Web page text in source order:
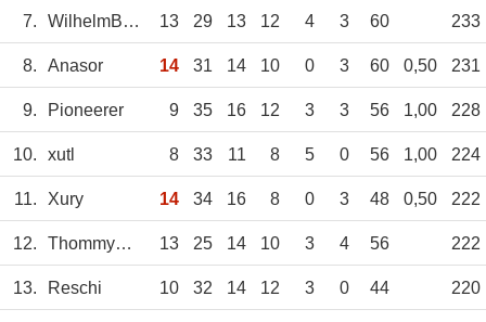
7. WilhelmBauer 13 29 13 12 4 3 60 233
8. Anasor 14 31 14 10 0 3 60 0,50 231
9. Pioneerer 9 35 16 12 3 3 56 1,00 228
10. xutl 8 33 11 8 5 0 56 1,00 224
11. Xury 14 34 16 8 0 3 48 0,50 222
12. ThommyMarvelous 13 25 14 10 3 4 56 222
13. Reschi 10 32 14 12 3 0 44 220